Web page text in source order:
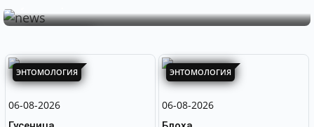
ЭНТОМОЛОГИЯ
06-08-2026
ЭНТОМОЛОГИЯ
06-08-2026